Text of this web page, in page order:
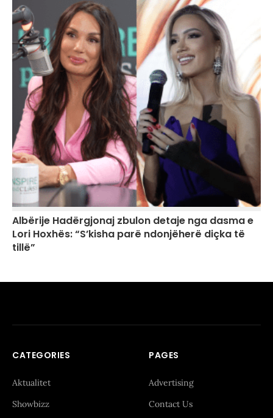
Albërije Hadërgjonaj zbulon detaje nga dasma e
Lori Hoxhës: “S’kisha parë ndonjëherë diçka të
tillë”
CATEGORIES
Aktualitet
Showbizz
PAGES
Advertising
Contact Us